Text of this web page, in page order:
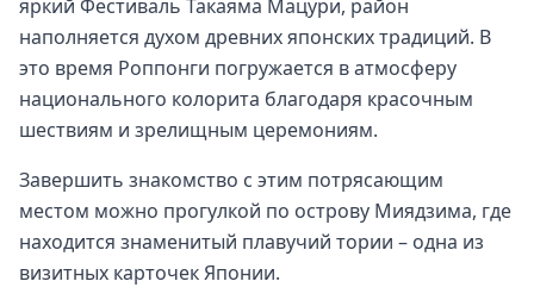
яркий Фестиваль Такаяма Мацури, район
наполняется духом древних японских традиций. В
это время Роппонги погружается в атмосферу
национального колорита благодаря красочным
шествиям и зрелищным церемониям.
Завершить знакомство с этим потрясающим
местом можно прогулкой по острову Миядзима, где
находится знаменитый плавучий тории – одна из
визитных карточек Японии.